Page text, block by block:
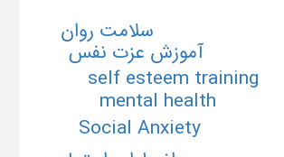
mental health
self esteem training
Social Anxiety
آموزش عزت نفس
سلامت روان